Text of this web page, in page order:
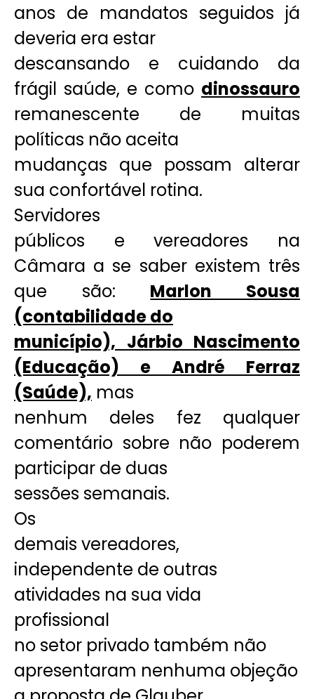
anos de mandatos seguidos já
deveria era estar
descansando e cuidando da
frágil saúde, e como dinossauro
remanescente de muitas
políticas não aceita
mudanças que possam alterar
sua confortável rotina.
Servidores
públicos e vereadores na
Câmara a se saber existem três
que são: Marlon Sousa
(contabilidade do
município), Járbio Nascimento
(Educação) e André Ferraz
(Saúde), mas
nenhum deles fez qualquer
comentário sobre não poderem
participar de duas
sessões semanais.
Os
demais vereadores,
independente de outras
atividades na sua vida
profissional
no setor privado também não
apresentaram nenhuma objeção